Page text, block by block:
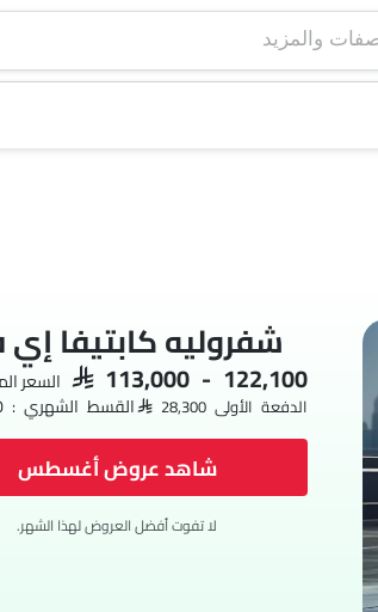
شفروليه كابتيفا
SAR 113,000 - 122,100 السعر
الدفعة الأولى SAR 28,300 القسط الشهري : SAR 1,637 x 60
شاهد عروض أغسطس
لا تفوت أفضل العروض لهذا الشهر.